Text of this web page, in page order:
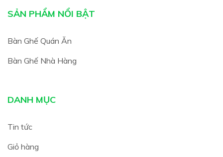
SẢN PHẨM NỔI BẬT
Bàn Ghế Quán Ăn
Bàn Ghế Nhà Hàng
DANH MỤC
Tin tức
Giỏ hàng